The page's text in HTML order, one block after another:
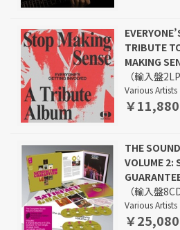
TRIBUTE
MAKING
（輸入盤2LP
Various Artists
￥11,880
THE
VOLUME 2:
（輸入盤
Various Artists
￥25,080